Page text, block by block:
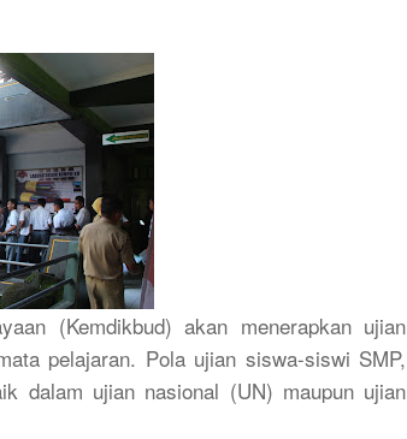
(Kemdikbud) akan menerapkan ujian
pelajaran. Pola ujian siswa-siswi SMP,
dalam ujian nasional (UN) maupun ujian